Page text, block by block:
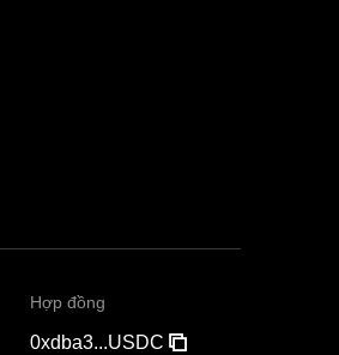
Hợp đồng
0xdba3...USDC